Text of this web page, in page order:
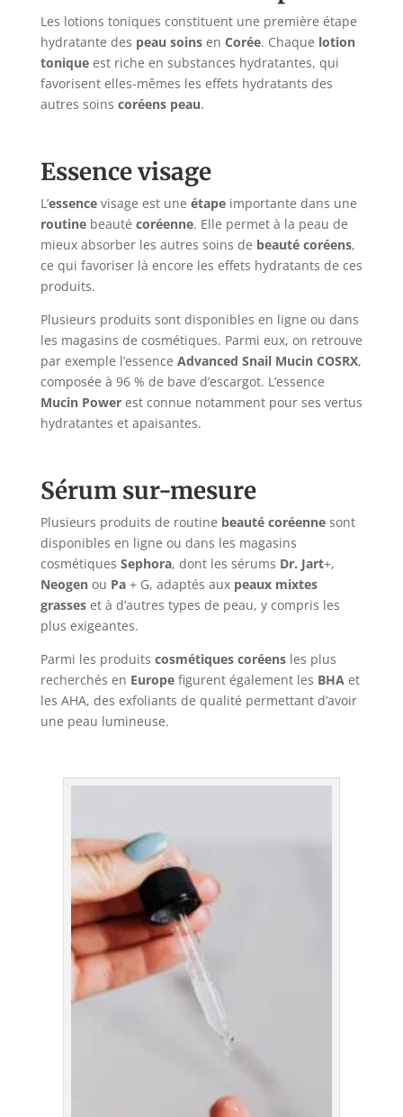
Les lotions toniques constituent une première étape
hydratante des peau soins en Corée. Chaque lotion
toniqueest riche en substances hydratantes, qui
favorisent elles-mêmes les effets hydratants des
autres soins coréens peau.
Essence visage
L’essencevisage est une étapeimportante dans une
routinebeauté coréenne. Elle permet à la peau de
mieux absorber les autres soins de beauté coréens,
ce qui favoriser là encore les effets hydratants de ces
produits.
Plusieurs produits sont disponibles en ligne ou dans
les magasins de cosmétiques. Parmi eux, on retrouve
par exemple l’essence Advanced Snail Mucin COSRX,
composée à 96 % de bave d’escargot. L’essence
Mucin Powerest connue notamment pour ses vertus
hydratantes et apaisantes.
Sérum sur-mesure
Plusieurs produits de routine beauté coréennesont
disponibles en ligne ou dans les magasins
cosmétiques Sephora, dont les sérums Dr. Jart+,
Neogenou Pa+ G, adaptés aux peaux mixtes
grasseset à d’autres types de peau, y compris les
plus exigeantes.
Parmi les produits cosmétiques coréensles plus
recherchés en Europefigurent également les BHAet
les AHA, des exfoliants de qualité permettant d’avoir
une peau lumineuse.